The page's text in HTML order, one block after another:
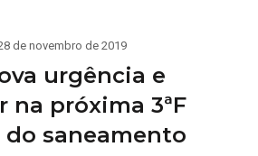
de novembro de 2019
urgência e
na próxima 3ªF
do saneamento